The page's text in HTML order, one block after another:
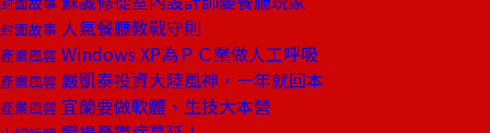
封面故事 人氣餐廳教戰守則
產業風雲 Windows XP為ＰＣ業做人工呼吸
產業風雲 嚴凱泰投資大陸風神，一年就回本
產業風雲 宜蘭要做軟體、生技大本營